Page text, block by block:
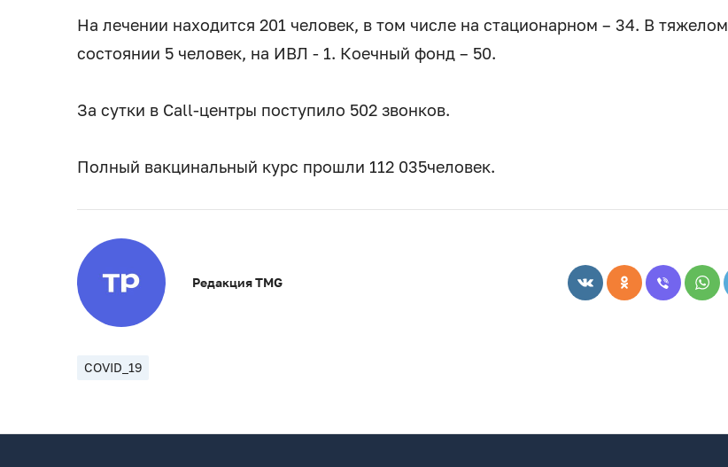
На лечении находится 201 человек, в том числе на стационарном – 34. В тяжелом
состоянии 5 человек, на ИВЛ - 1. Коечный фонд – 50.
За сутки в Call-центры поступило 502 звонков.
Полный вакцинальный курс прошли 112 035человек.
Редакция TMG
COVID_19